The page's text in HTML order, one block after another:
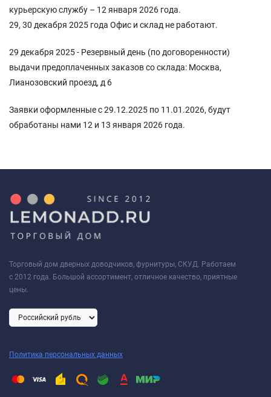
курьерскую службу – 12 января 2026 года.
29, 30 декабря 2025 года Офис и склад не работают.
29 декабря 2025 - Резервный день (по договоренности)
выдачи предоплаченных заказов со склада: Москва,
Лианозовский проезд, д 6
Заявки оформленные с 29.12.2025 по 11.01.2026, будут
обработаны нами 12 и 13 января 2026 года.
Торговый дом дверных доводчиков, фурнитуры, СКУД. Работаем
с 2012 года. Большой ассортимент, отличное качество, приятные
цены.
Политика персональных данных